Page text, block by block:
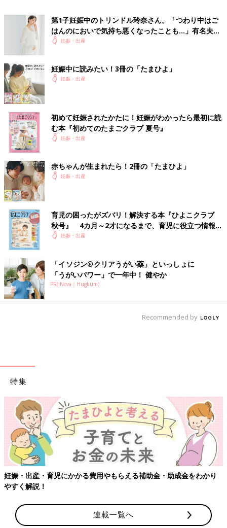
[フナミ＊プロフィール]
女の子と男の子の子ども２人を育てました。趣味は観劇。自分の
頃と比べても、マタニティー用品やベビー用品の進化ぶりに、と
ても驚いています。子どもたちがそれぞれ子どもを持つことにな
ったら、それを通して再び自分の妊娠・出産そして育児を振り返
るきっかけになるので、今から楽しみです。
■関連：兆候や原因は？ 知っておきたい自然流産のこと
※この記事は個人の体験記です。記事に掲載の画像はイメージで
す。
英語好きは胎教のお
かげ？！お試し英語
教材を毎日聴かせて
親子で楽しむ！
健診で陣痛、会陰裂
第1子妊娠中のトリンドル玲奈さん。「つわり中はご
はんのにおいで気持ち悪くなったことも…」有名夫婦
のYouTubeから学んだ夫がつわり中にしたことと
妊娠・出産
妊娠中に読みたい！3冊の「たまひよ」
妊娠・出産
初めて妊娠されたかたに！妊娠がわかったら最初に読
む本『初めてのたまごクラブ 夏号』
妊娠・出産
赤ちゃんが生まれたら！2冊の「たまひよ」
妊娠・出産
育児の困ったがズバリ！解決する本『ひよこクラブ
秋号』 4カ月～2才になるまで、育児に役立つ情報が
いっぱい！
妊娠・出産
「イソジン®クリアうがい薬」といっしょに
「うがいパワー」で一年中！ 健やか
PR(iNova｜Hugkum)
Recommended by
特集
妊娠・出産・育児にかかる費用やもらえる補助金・助成金をわかり
やすく解説！
連載一覧へ